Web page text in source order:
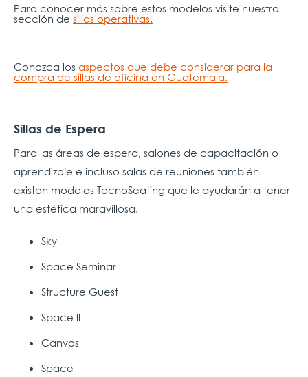
Para conocer más sobre estos modelos visite nuestra
sección de sillas operativas.
Conozca los aspectos que debe considerar para la
compra de sillas de oficina en Guatemala.
Sillas de Espera
Para las áreas de espera, salones de capacitación o
aprendizaje e incluso salas de reuniones también
existen modelos TecnoSeating que le ayudarán a tener
una estética maravillosa.
Sky
Space Seminar
Structure Guest
Space ll
Canvas
Space